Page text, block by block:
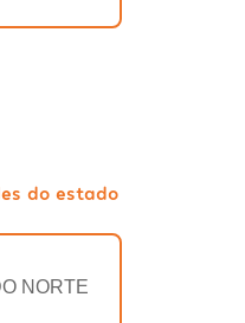
do estado
NORTE